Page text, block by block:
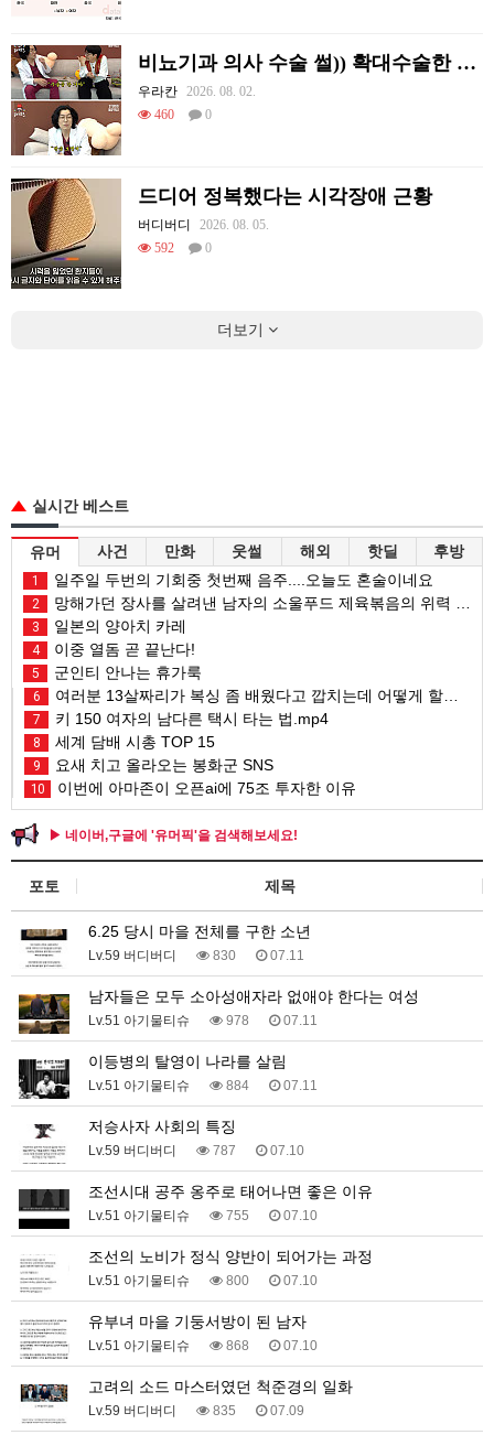
비뇨기과 의사 수술 썰)) 확대수술한 여러 셀럽들
우라칸 2026. 08. 02.
460
0
드디어 정복했다는 시각장애 근황
버디버디
2026. 08. 05.
592
0
더보기
실시간 베스트
유머 사건 만화 웃썰 해외 핫딜 후방
1 일주일 두번의 기회중 첫번째 음주....오늘도 혼술이네요
2 망해가던 장사를 살려낸 남자의 소울푸드 제육볶음의 위력 ㅋㅋ
3 일본의 양아치 카레
4 이중 열돔 곧 끝난다!
5 군인티 안나는 휴가룩
6 여러분 13살짜리가 복싱 좀 배웠다고 깝치는데 어떻게 할까요?
7 키 150 여자의 남다른 택시 타는 법.mp4
8 세계 담배 시총 TOP 15
9 요새 치고 올라오는 봉화군 SNS
10 이번에 아마존이 오픈ai에 75조 투자한 이유
▶ 네이버,구글에 '유머픽'을 검색해보세요!
포토 제목
6.25 당시 마을 전체를 구한 소년
Lv.59 버디버디 830 07.11
남자들은 모두 소아성애자라 없애야 한다는 여성
Lv.51 아기물티슈 978 07.11
이등병의 탈영이 나라를 살림
Lv.51 아기물티슈 884 07.11
저승사자 사회의 특징
Lv.59 버디버디 787 07.10
조선시대 공주 옹주로 태어나면 좋은 이유
Lv.51 아기물티슈 755 07.10
조선의 노비가 정식 양반이 되어가는 과정
Lv.51 아기물티슈 800 07.10
유부녀 마을 기둥서방이 된 남자
Lv.51 아기물티슈 868 07.10
고려의 소드 마스터였던 척준경의 일화
Lv.59 버디버디 835 07.09